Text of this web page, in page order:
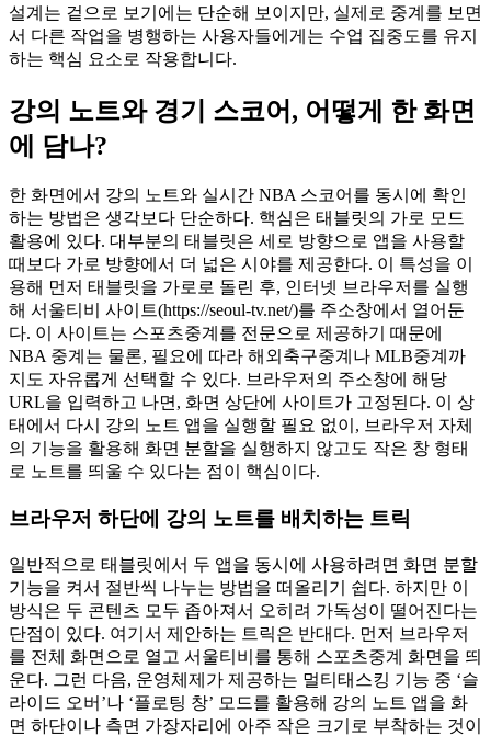
설계는 겉으로 보기에는 단순해 보이지만, 실제로 중계를 보면
서 다른 작업을 병행하는 사용자들에게는 수업 집중도를 유지
하는 핵심 요소로 작용합니다.
강의 노트와 경기 스코어, 어떻게 한 화면
에 담나?
한 화면에서 강의 노트와 실시간 NBA 스코어를 동시에 확인
하는 방법은 생각보다 단순하다. 핵심은 태블릿의 가로 모드
활용에 있다. 대부분의 태블릿은 세로 방향으로 앱을 사용할
때보다 가로 방향에서 더 넓은 시야를 제공한다. 이 특성을 이
용해 먼저 태블릿을 가로로 돌린 후, 인터넷 브라우저를 실행
해 서울티비 사이트(https://seoul-tv.net/)를 주소창에서 열어둔
다. 이 사이트는 스포츠중계를 전문으로 제공하기 때문에
NBA 중계는 물론, 필요에 따라 해외축구중계나 MLB중계까
지도 자유롭게 선택할 수 있다. 브라우저의 주소창에 해당
URL을 입력하고 나면, 화면 상단에 사이트가 고정된다. 이 상
태에서 다시 강의 노트 앱을 실행할 필요 없이, 브라우저 자체
의 기능을 활용해 화면 분할을 실행하지 않고도 작은 창 형태
로 노트를 띄울 수 있다는 점이 핵심이다.
브라우저 하단에 강의 노트를 배치하는 트릭
일반적으로 태블릿에서 두 앱을 동시에 사용하려면 화면 분할
기능을 켜서 절반씩 나누는 방법을 떠올리기 쉽다. 하지만 이
방식은 두 콘텐츠 모두 좁아져서 오히려 가독성이 떨어진다는
단점이 있다. 여기서 제안하는 트릭은 반대다. 먼저 브라우저
를 전체 화면으로 열고 서울티비를 통해 스포츠중계 화면을 띄
운다. 그런 다음, 운영체제가 제공하는 멀티태스킹 기능 중 ‘슬
라이드 오버’나 ‘플로팅 창’ 모드를 활용해 강의 노트 앱을 화
면 하단이나 측면 가장자리에 아주 작은 크기로 부착하는 것이